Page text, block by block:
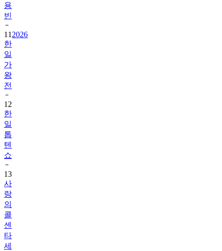
용
빈
11 2026
한
일
가
왕
전
12
한
일
톱
텐
쇼
13
사
랑
의
콜
센
타
세